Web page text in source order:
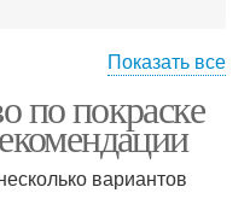
Краски на плитке
Показать все
по покраске
вариантов